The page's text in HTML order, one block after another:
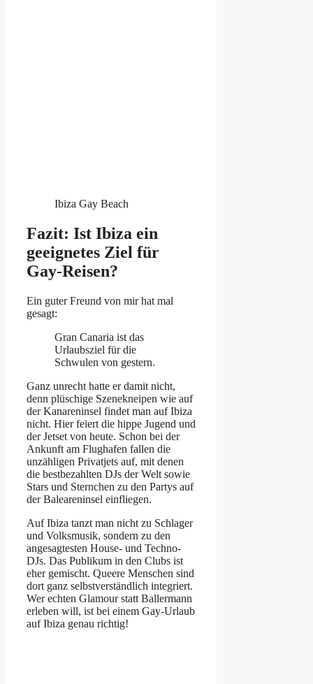
Ibiza Gay Beach
Fazit: Ist Ibiza ein
geeignetes Ziel für
Gay-Reisen?
Ein guter Freund von mir hat mal
gesagt:
Gran Canaria ist das
Urlaubsziel für die
Schwulen von gestern.
Ganz unrecht hatte er damit nicht,
denn plüschige Szenekneipen wie auf
der Kanareninsel findet man auf Ibiza
nicht. Hier feiert die hippe Jugend und
der Jetset von heute. Schon bei der
Ankunft am Flughafen fallen die
unzähligen Privatjets auf, mit denen
die bestbezahlten DJs der Welt sowie
Stars und Sternchen zu den Partys auf
der Baleareninsel einfliegen.
Auf Ibiza tanzt man nicht zu Schlager
und Volksmusik, sondern zu den
angesagtesten House- und Techno-
DJs. Das Publikum in den Clubs ist
eher gemischt. Queere Menschen sind
dort ganz selbstverständlich integriert.
Wer echten Glamour statt Ballermann
erleben will, ist bei einem Gay-Urlaub
auf Ibiza genau richtig!